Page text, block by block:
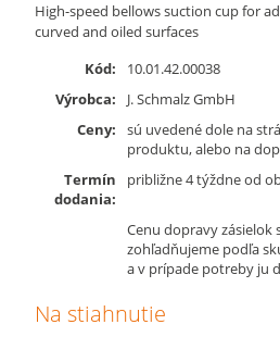
High-speed bellows suction cup for
curved and oiled surfaces
Kód:
10.01.42.00038
Výrobca:
J. Schmalz GmbH
Ceny:
sú uvedené dole na
produktu, alebo na
Termín
dodania:
približne 4 týždne od
Cenu dopravy zásielok
zohľadňujeme podľa
a v prípade potreby ju
Na stiahnutie